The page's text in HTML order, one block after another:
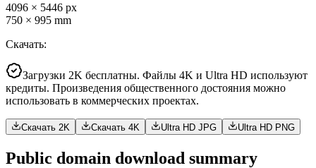
4096 × 5446 px
750 × 995 mm
Скачать:
Загрузки 2K бесплатны. Файлы 4K и Ultra HD используют
кредиты. Произведения общественного достояния можно
использовать в коммерческих проектах.
Скачать 2K Скачать 4K Ultra HD JPG Ultra HD PNG
Public domain download summary